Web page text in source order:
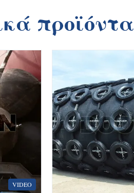
προϊόντα
VIDEO